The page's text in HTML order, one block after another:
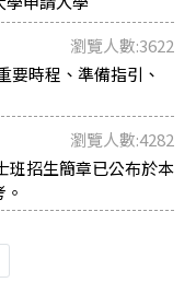
瀏覽人數:3622
要時程、準備指引、
瀏覽人數:4282
班招生簡章已公布於本